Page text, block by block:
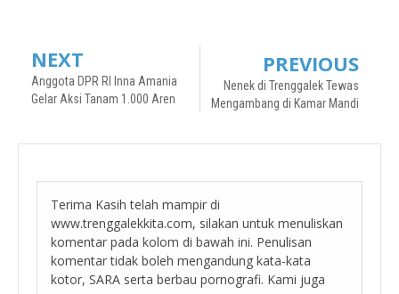
NEXT
Anggota DPR RI Inna Amania
Gelar Aksi Tanam 1.000 Aren
PREVIOUS
Nenek di Trenggalek Tewas
Mengambang di Kamar Mandi
Terima Kasih telah mampir di
www.trenggalekkita.com, silakan untuk menuliskan
komentar pada kolom di bawah ini. Penulisan
komentar tidak boleh mengandung kata-kata
kotor, SARA serta berbau pornografi. Kami juga